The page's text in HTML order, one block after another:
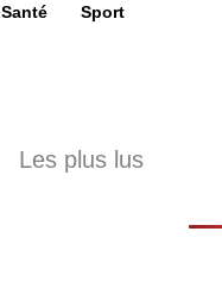
Santé Sport
Les plus lus